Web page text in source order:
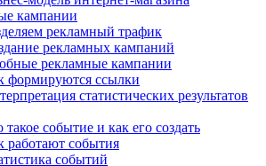
кампании
рекламный трафик
рекламных кампаний
рекламные кампании
формируются ссылки
статистических результатов
такое событие и как его создать
работают события
событий